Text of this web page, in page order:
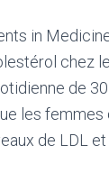
in
chez
de
les
de LDL